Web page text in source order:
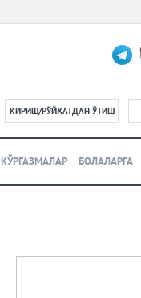
КИРИШ/РЎЙХАТДАН ЎТИШ
КЎРГАЗМАЛАР БОЛАЛАРГА